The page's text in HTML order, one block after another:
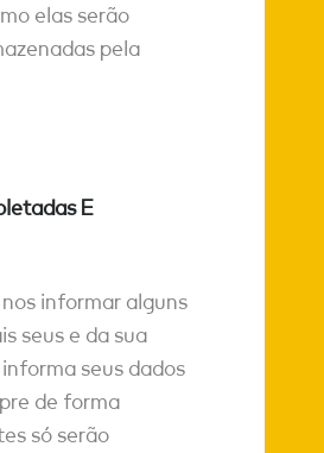
elas serão
pela
E
informar alguns
seus e da sua
seus dados
de forma
só serão